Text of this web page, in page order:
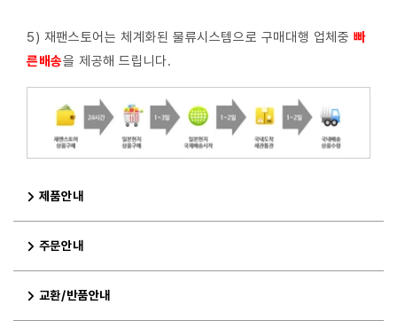
5) 재팬스토어는 체계화된 물류시스템으로 구매대행 업체중빠
른배송을 제공해 드립니다.
제품안내
주문안내
교환/반품안내